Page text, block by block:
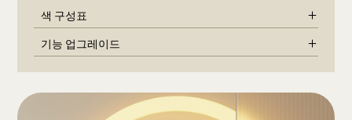
색 구성표
기능 업그레이드